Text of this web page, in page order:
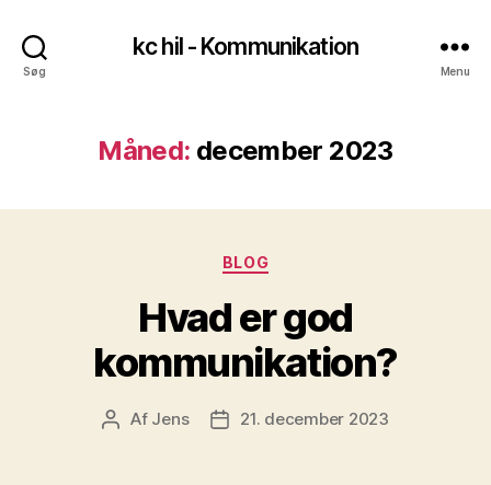
Søg
kc hil - Kommunikation
Menu
Måned: december 2023
Kategorier
BLOG
Hvad er god
kommunikation?
Indlægsforfatter
Af Jens Indlægsdato
21. december 2023